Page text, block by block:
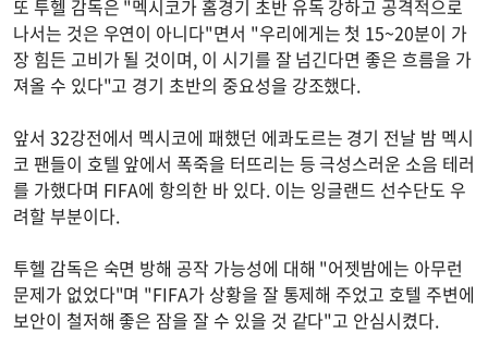
또 투헬 감독은 "멕시코가 홈경기 초반 유독 강하고 공격적으로
나서는 것은 우연이 아니다"면서 "우리에게는 첫 15~20분이 가
장 힘든 고비가 될 것이며, 이 시기를 잘 넘긴다면 좋은 흐름을 가
져올 수 있다"고 경기 초반의 중요성을 강조했다.
앞서 32강전에서 멕시코에 패했던 에콰도르는 경기 전날 밤 멕시
코 팬들이 호텔 앞에서 폭죽을 터뜨리는 등 극성스러운 소음 테러
를 가했다며 FIFA에 항의한 바 있다. 이는 잉글랜드 선수단도 우
려할 부분이다.
투헬 감독은 숙면 방해 공작 가능성에 대해 "어젯밤에는 아무런
문제가 없었다"며 "FIFA가 상황을 잘 통제해 주었고 호텔 주변에
보안이 철저해 좋은 잠을 잘 수 있을 것 같다"고 안심시켰다.